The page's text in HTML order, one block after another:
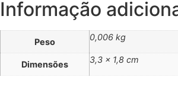
Informação
Peso 0,006 kg
Dimensões 3,3 × 1,8 cm